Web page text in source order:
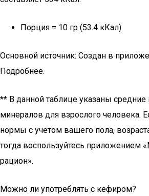
Порция = 10 гр (53.4 кКал)
Основной источник: Создан в
Подробнее.
** В данной таблице указаны
минералов для взрослого человека.
нормы с учетом вашего пола,
тогда воспользуйтесь приложением
рацион».
Можно ли употреблять с кефиром?